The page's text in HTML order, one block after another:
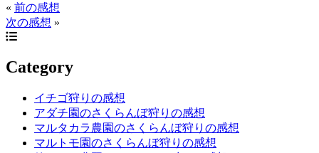
« 前の感想
次の感想 »
Category
イチゴ狩りの感想
アダチ園のさくらんぼ狩りの感想
マルタカラ農園のさくらんぼ狩りの感想
マルトモ園のさくらんぼ狩りの感想